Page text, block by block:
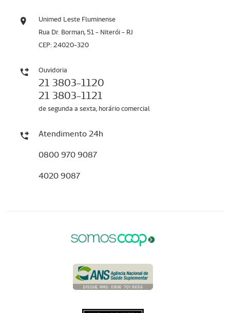
Unimed Leste Fluminense
Rua Dr. Borman, 51 - Niterói - RJ
CEP: 24020-320
Ouvidoria
21 3803-1120
21 3803-1121
de segunda a sexta, horário comercial
Atendimento 24h
0800 970 9087
4020 9087